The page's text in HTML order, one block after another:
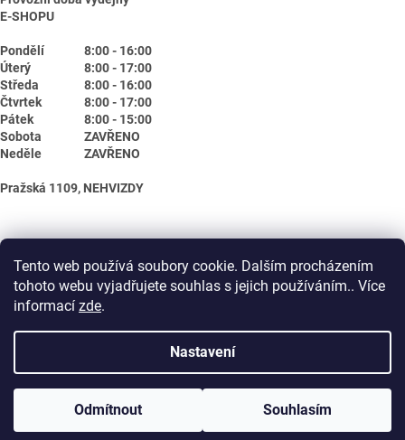
Tento web používá soubory cookie. Dalším procházením
tohoto webu vyjadřujete souhlas s jejich používáním.. Více
informací zde.
Nastavení
Odmítnout Souhlasím
E-SHOPU
Pondělí
8:00 - 16:00
Úterý
8:00 - 17:00
Středa
8:00 - 16:00
Čtvrtek
8:00 - 17:00
Pátek
8:00 - 15:00
Sobota
ZAVŘENO
Neděle
ZAVŘENO
Pražská 1109, NEHVIZDY
Vytvořil Shoptet
Copyright 2026Biotika.net . Všechna práva vyhrazena.